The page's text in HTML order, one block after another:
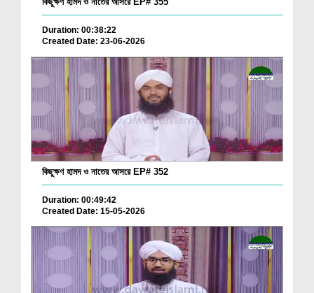
Duration: 00:38:22
Created Date: 23-06-2026
কিছুক্ষণ হামদ ও নাতের আসরে EP# 352
Duration: 00:49:42
Created Date: 15-05-2026